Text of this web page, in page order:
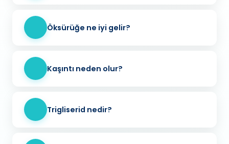
Öksürüğe ne iyi gelir?
Kaşıntı neden olur?
Trigliserid nedir?